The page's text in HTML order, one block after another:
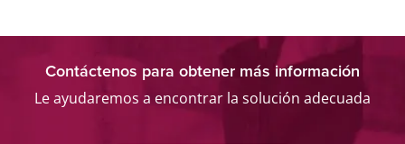
Contáctenos para obtener más información
Le ayudaremos a encontrar la solución adecuada